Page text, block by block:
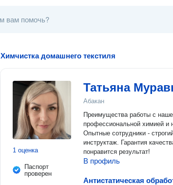
Химчистка домашнего текстиля
1 оценка
Паспорт
проверен
Татьяна
Абакан
Преимущества работы с нашей
профессиональной химией и
Опытные сотрудники -
инструктаж. Гарантия качества - исправим недочёты, если вам не
понравится результат!
В профиль
Антистатическая